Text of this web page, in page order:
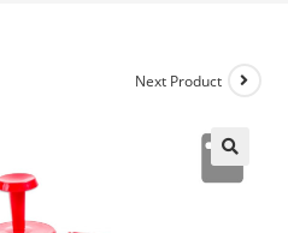
Next Product
🔍